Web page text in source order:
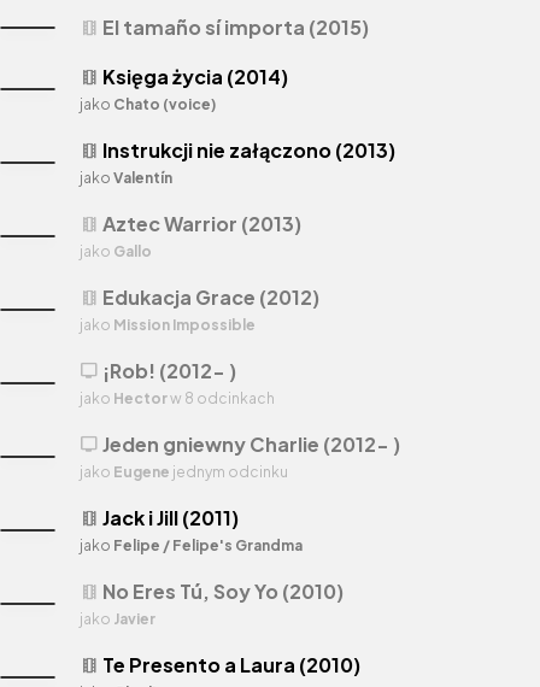
theaters No Eres Tú, Soy Yo (2010)
jako Javier
theaters Te Presento a Laura (2010)
theaters Jack i Jill (2011)
jako Felipe / Felipe's Grandma
theaters Edukacja Grace (2012)
jako Mission Impossible
theaters Instrukcji nie załączono (2013)
jako Valentín
theaters Księga życia (2014)
jako Chato (voice)
theaters El tamaño sí importa (2015)
theaters Aztec Warrior (2013)
jako Gallo
tv ¡Rob! (2012- )
jako Hectorw 8 odcinkach
tv Jeden gniewny Charlie (2012- )
jako Eugene jednym odcinku